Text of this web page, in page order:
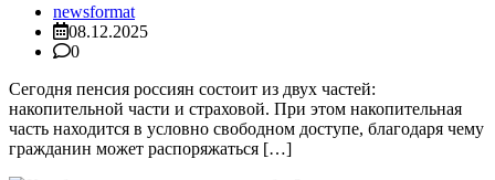
newsformat
08.12.2025
0
Сегодня пенсия россиян состоит из двух частей:
накопительной части и страховой. При этом накопительная
часть находится в условно свободном доступе, благодаря чему
гражданин может распоряжаться […]